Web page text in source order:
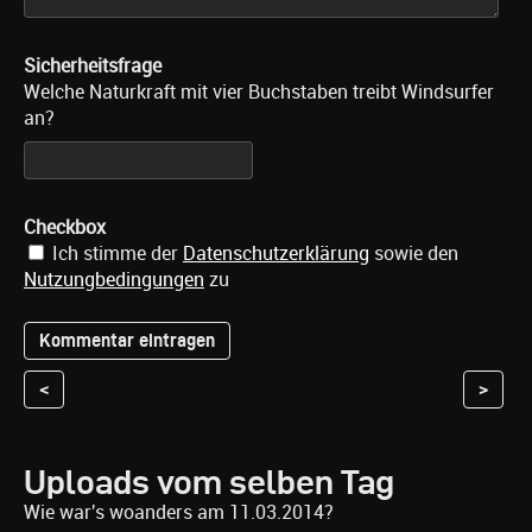
Sicherheitsfrage
Welche Naturkraft mit vier Buchstaben treibt Windsurfer
an?
Checkbox
Ich stimme der Datenschutzerklärung sowie den
Nutzungbedingungen zu
< >
Uploads vom selben Tag
Wie war's woanders am 11.03.2014?